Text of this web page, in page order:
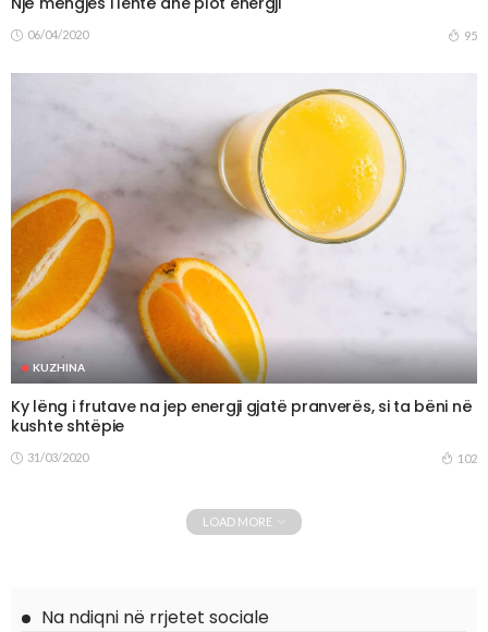
06/04/2020 95
KUZHINA
Ky lëng i frutave na jep energji gjatë pranverës, si ta bëni në
kushte shtëpie
31/03/2020 102
LOAD MORE
Na ndiqni në rrjetet sociale